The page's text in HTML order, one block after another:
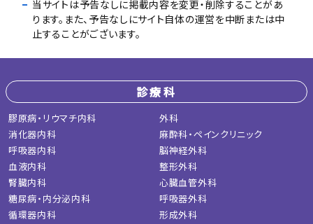
当サイトは予告なしに掲載内容を変更・削除することがあ
ります。また、予告なしにサイト自体の運営を中断または中
止することがございます。
診療科
膠原病・リウマチ内科
消化器内科
呼吸器内科
血液内科
腎臓内科
糖尿病・内分泌内科
循環器内科
外科
麻酔科・ペインクリニック
脳神経外科
整形外科
心臓血管外科
呼吸器外科
形成外科